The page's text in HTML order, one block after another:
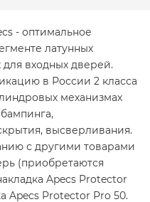
- оптимальное
латунных
входных дверей.
в России 2 класса
механизмах
высверливания.
с другими товарами
(приобретаются
Apecs Protector
Apecs Protector Pro 50.